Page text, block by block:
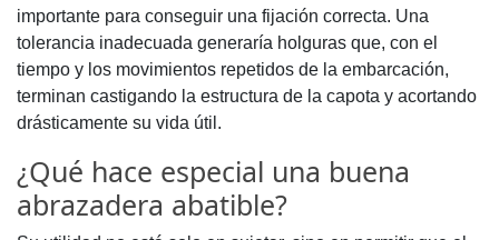
importante para conseguir una fijación correcta. Una
tolerancia inadecuada generaría holguras que, con el
tiempo y los movimientos repetidos de la embarcación,
terminan castigando la estructura de la capota y acortando
drásticamente su vida útil.
¿Qué hace especial una buena
abrazadera abatible?